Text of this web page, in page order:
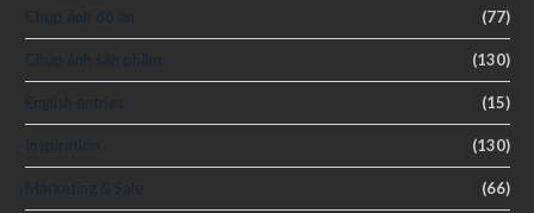
(77)
(130)
(15)
(130)
(66)